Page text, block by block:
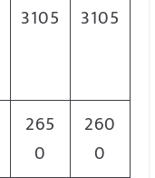
3105 3105
265
0
260
0